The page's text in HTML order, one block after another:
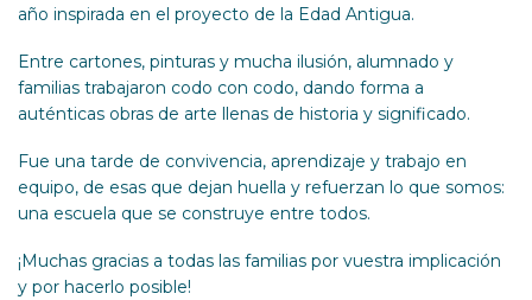
año inspirada en el proyecto de la Edad Antigua.
Entre cartones, pinturas y mucha ilusión, alumnado y
familias trabajaron codo con codo, dando forma a
auténticas obras de arte llenas de historia y significado.
Fue una tarde de convivencia, aprendizaje y trabajo en
equipo, de esas que dejan huella y refuerzan lo que somos:
una escuela que se construye entre todos.
¡Muchas gracias a todas las familias por vuestra implicación
y por hacerlo posible!